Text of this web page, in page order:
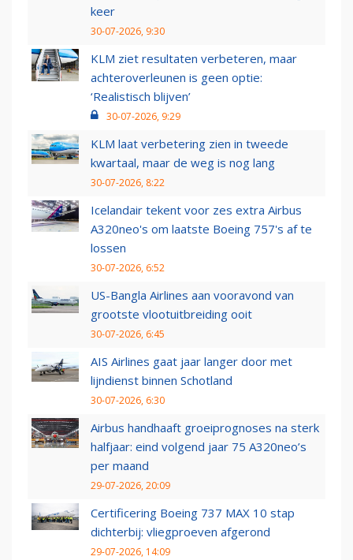
keer
30-07-2026, 9:30
KLM ziet resultaten verbeteren, maar
achteroverleunen is geen optie:
‘Realistisch blijven’
30-07-2026, 9:29
KLM laat verbetering zien in tweede
kwartaal, maar de weg is nog lang
30-07-2026, 8:22
Icelandair tekent voor zes extra Airbus
A320neo's om laatste Boeing 757's af te
lossen
30-07-2026, 6:52
US-Bangla Airlines aan vooravond van
grootste vlootuitbreiding ooit
30-07-2026, 6:45
AIS Airlines gaat jaar langer door met
lijndienst binnen Schotland
30-07-2026, 6:30
Airbus handhaaft groeiprognoses na sterk
halfjaar: eind volgend jaar 75 A320neo’s
per maand
29-07-2026, 20:09
Certificering Boeing 737 MAX 10 stap
dichterbij: vliegproeven afgerond
29-07-2026, 14:09